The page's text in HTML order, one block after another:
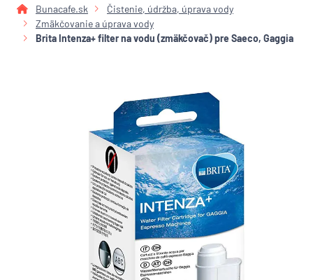
Bunacafe.sk
Čistenie, údržba, úprava vody
Zmäkčovanie a úprava vody
Brita Intenza+ filter na vodu (zmäkčovač) pre Saeco, Gaggia